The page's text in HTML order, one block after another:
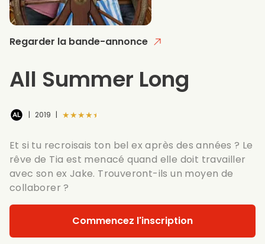
Regarder la bande-annonce
All Summer Long
| 2019 | ★★★★★
Et si tu recroisais ton bel ex après des années ? Le
rêve de Tia est menacé quand elle doit travailler
avec son ex Jake. Trouveront-ils un moyen de
collaborer ?
Commencez l'inscription